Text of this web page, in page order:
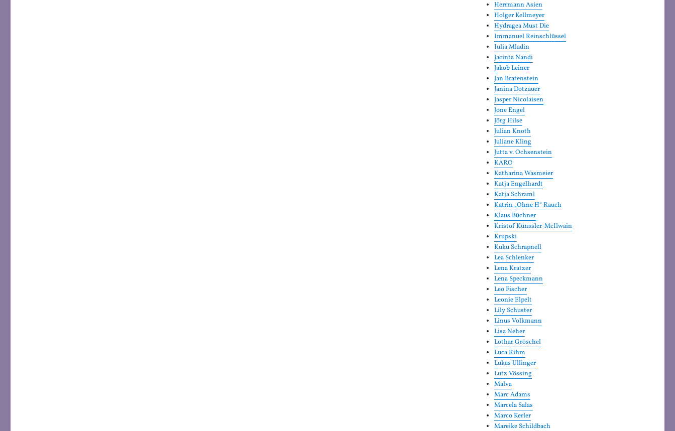
Herrmann Asien
Holger Kellmeyer
Hydragea Must Die
Immanuel Reinschlüssel
Iulia Mladin
Jacinta Nandi
Jakob Leiner
Jan Bratenstein
Janina Dotzauer
Jasper Nicolaisen
Jone Engel
Jörg Hilse
Julian Knoth
Juliane Kling
Jutta v. Ochsenstein
KARO
Katharina Wasmeier
Katja Engelhardt
Katja Schraml
Katrin „Ohne H“ Rauch
Klaus Büchner
Kristof Künssler-McIlwain
Krupski
Kuku Schrapnell
Lea Schlenker
Lena Kratzer
Lena Speckmann
Leo Fischer
Leonie Elpelt
Lily Schuster
Linus Volkmann
Lisa Neher
Lothar Gröschel
Luca Rihm
Lukas Ullinger
Lutz Vössing
Malva
Marc Adams
Marcela Salas
Marco Kerler
Mareike Schildbach